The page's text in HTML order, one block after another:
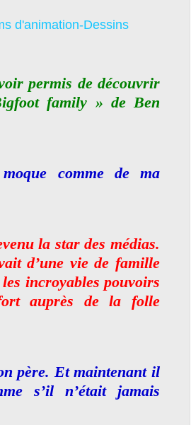
d'animation-Dessins
permis de découvrir
family » de Ben
comme de ma
la star des médias.
d’une vie de famille
incroyables pouvoirs
auprès de la folle
père. Et maintenant il
s’il n’était jamais